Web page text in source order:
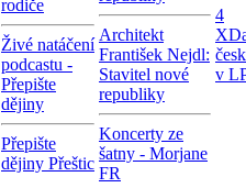
rodiče
Živé natáčení
podcastu -
Přepište
dějiny
Přepište
dějiny Přeštic
Architekt
František Nejdl:
Stavitel nové
republiky
Koncerty ze
šatny - Morjane
FR
4
X
v